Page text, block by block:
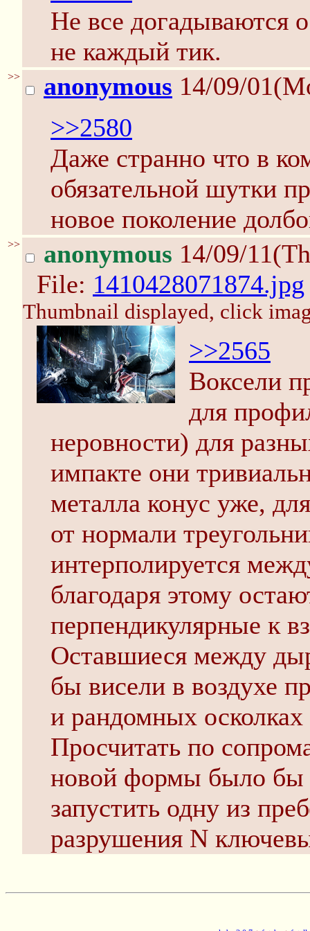
Не все догадываются
не каждый тик.
>> anonymous 14/09/
>>2580
Даже странно что в
обязательной шутки
новое поколение
>> anonymous 14/09/
File: 1410428071874.jpg
Thumbnail displayed, click
>>2565
Воксели
для
неровности) для
импакте они
металла конус уже,
от нормали
интерполируется
благодаря этому
перпендикулярные к
Оставшиеся между
бы висели в воздухе
и рандомных
Просчитать по
новой формы было бы
запустить одну из
разрушения N